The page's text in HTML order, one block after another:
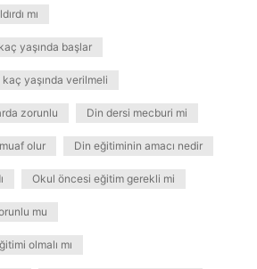
mı
yaşında başlar
yaşında verilmeli
zorunlu Din dersi mecburi mi
olur Din eğitiminin amacı nedir
Okul öncesi eğitim gerekli mi
mu
olmalı mı